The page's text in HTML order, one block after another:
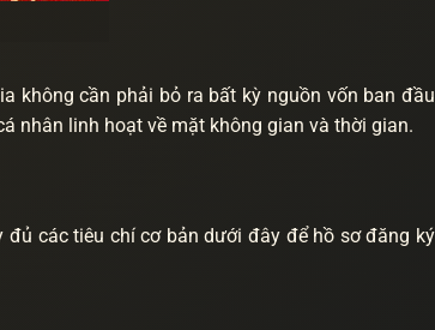
không cần phải bỏ ra bất kỳ nguồn vốn ban đầu
nhân linh hoạt về mặt không gian và thời gian.
các tiêu chí cơ bản dưới đây để hồ sơ đăng ký